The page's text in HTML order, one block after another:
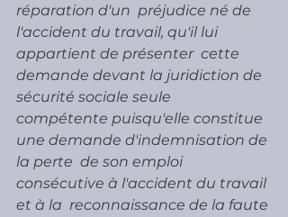
réparation d'un  préjudice né de
l'accident du travail, qu'il lui
appartient de présenter  cette
demande devant la juridiction de
sécurité sociale seule
compétente puisqu'elle constitue
une demande d'indemnisation de
la perte  de son emploi
consécutive à l'accident du travail
et à la  reconnaissance de la faute